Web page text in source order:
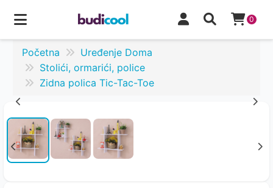
0
Početna
Uređenje Doma
Stolići, ormarići, police
Zidna polica Tic-Tac-Toe